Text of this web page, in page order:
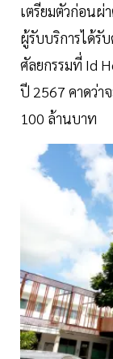
เตรียมตัวก่อนผ่
ผู้รับบริการได้รั
ศัลยกรรมที่ Id
ปี 2567 คาดว่า
100 ล้านบาท